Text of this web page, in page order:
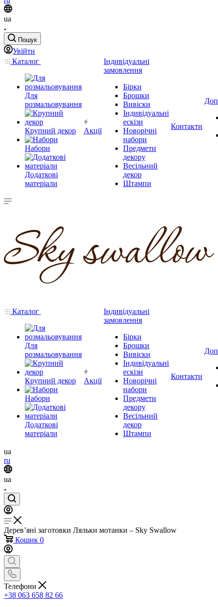
ua
Пошук
Увійти
Каталог
Для
розмальовування
Крупний декор
Набори
Додаткові
матеріали
Акції
Індивідуальні
замовлення
Бірки
Брошки
Вивіски
Індивідуальні
ескізи
Новорічні
набори
Предмети
декору
Весільний
декор
Штампи
Контакти
Каталог
Для
розмальовування
Крупний декор
Набори
Додаткові
матеріали
Акції
Індивідуальні
замовлення
Бірки
Брошки
Вивіски
Індивідуальні
ескізи
Новорічні
набори
Предмети
декору
Весільний
декор
Штампи
Контакти
ua
ru
ua
Дерев’яні заготовки Ляльки мотанки – Sky Swallow
Кошик 0
Телефони
+38 063 658 82 66